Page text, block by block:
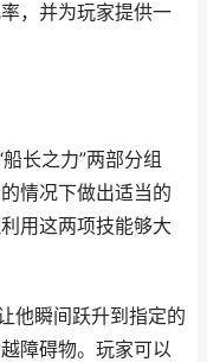
，并为玩家提供一
长之力”两部分组
情况下做出适当的
用这两项技能够大
他瞬间跃升到指定的
障碍物。玩家可以